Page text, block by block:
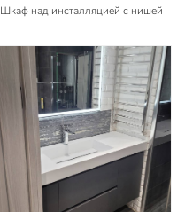
Шкаф над инсталляцией с нишей